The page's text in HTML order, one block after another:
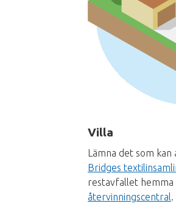
Villa
Lämna det som kan
Bridges
restavfallet hemma
återvinningscentral.